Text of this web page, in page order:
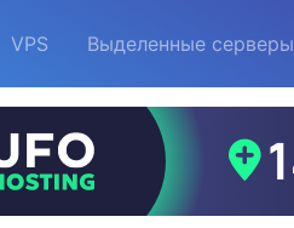
VPS Выделенные серверы